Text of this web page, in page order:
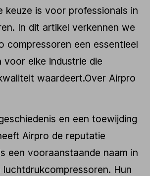
keuze is voor professionals in
In dit artikel verkennen we
compressoren een essentieel
voor elke industrie die
waardeert.Over Airpro
en een toewijding
Airpro de reputatie
een vooraanstaande naam in
Hun